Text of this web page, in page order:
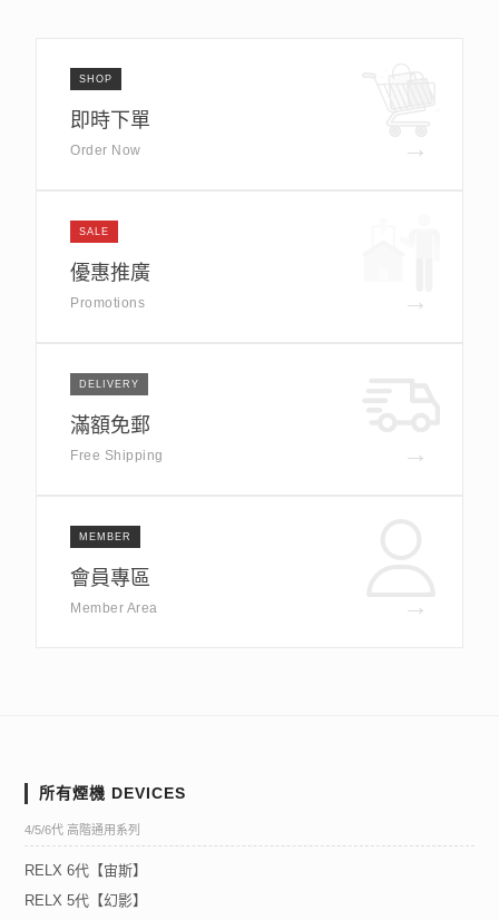
SHOP
即時下單
Order Now →
SALE
優惠推廣
Promotions →
DELIVERY
滿額免郵
Free Shipping →
MEMBER
會員專區
Member Area →
所有煙機 DEVICES
4/5/6代 高階通用系列
RELX 6代【宙斯】
RELX 5代【幻影】